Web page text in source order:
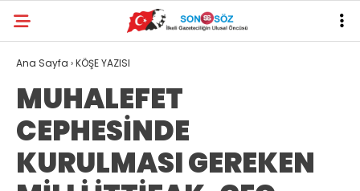
Ana Sayfa ›KÖŞE YAZISI
MUHALEFET
CEPHESİNDE
KURULMASI GEREKEN